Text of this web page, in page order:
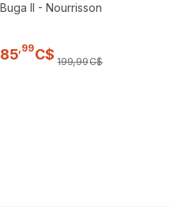
Buga II - Nourrisson
85,99C$ 199,99C$